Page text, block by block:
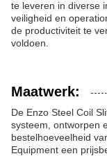
te leveren in diverse
veiligheid en
de productiviteit te
voldoen.
Maatwerk:
De Enzo Steel Coil
systeem, ontworpen
bestelhoeveelheid
Equipment een